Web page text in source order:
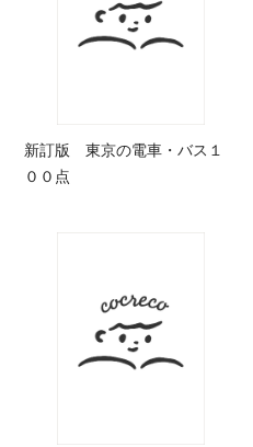
新訂版 東京の電車・バス１
００点